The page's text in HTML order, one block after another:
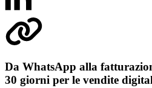
Da WhatsApp alla
30 giorni per le vendite